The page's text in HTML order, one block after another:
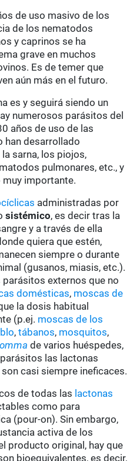
de uso masivo de los
de los nematodos
y caprinos se ha
grave en muchos
Es de temer que
aún más en el futuro.
es y seguirá siendo un
numerosos parásitos del
años de uso de las
han desarrollado
sarna, los piojos,
pulmonares, etc., y
importante.
administradas por
sistémico, es decir tras la
y a través de ella
quiera que estén,
siempre o durante
(gusanos, miasis, etc.).
externos que no
domésticas, moscas de
la dosis habitual
(p.ej. moscas de los
,tábanos, mosquitos,
de varios huéspedes,
las lactonas
casi siempre ineficaces.
de todas las lactonas
como para
(pour-on). Sin embargo,
activa de los
producto original, hay que
bioequivalentes, es decir,